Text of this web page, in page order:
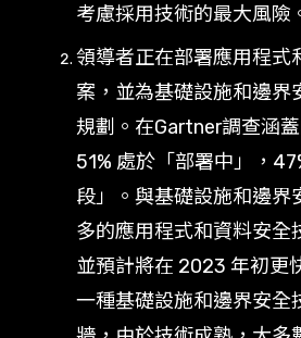
考慮採用技術的最大風險
領導者正在部署應用程式
案，並為基礎設施和邊界
規劃。在Gartner調查涵
51% 處於「部署中」，
段」。與基礎設施和邊界
多的應用程式和資料安全
並預計將在 2023 年初更
一種基礎設施和邊界安全